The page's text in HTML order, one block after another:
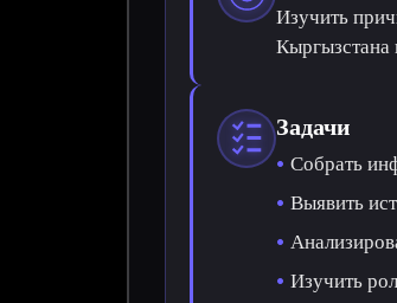
Изучить
Кыргызстана
Задачи
Собрать
Выявить
Изучить